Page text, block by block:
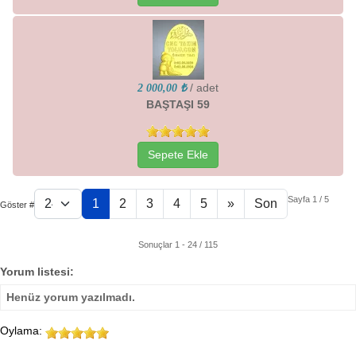
2 000,00 ₺ / adet
BAŞTAŞI 59
Sepete Ekle
Göster # 1 2 3 4 5 » Son Sayfa 1 / 5
Sonuçlar 1 - 24 / 115
Yorum listesi:
Henüz yorum yazılmadı.
Oylama: